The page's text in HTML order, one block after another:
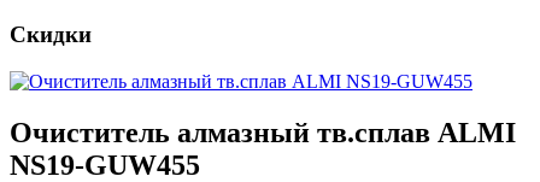
Скидки
Очиститель алмазный тв.сплав ALMI
NS19-GUW455